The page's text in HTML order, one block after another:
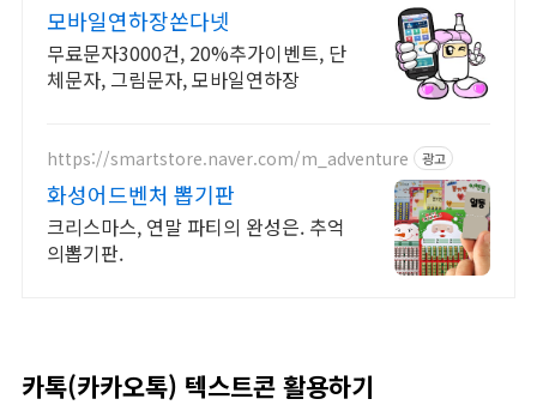
모바일연하장쏜다넷
무료문자3000건, 20%추가이벤트, 단
체문자, 그림문자, 모바일연하장
https://smartstore.naver.com/m_adventure 광고
화성어드벤처 뽑기판
크리스마스, 연말 파티의 완성은. 추억
의뽑기판.
카톡(카카오톡) 텍스트콘 활용하기